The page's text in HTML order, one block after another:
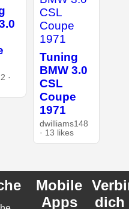
·
Tuning
BMW 3.0
CSL
Coupe
1971
dwilliams148
· 13 likes
Mobile
Apps
dich